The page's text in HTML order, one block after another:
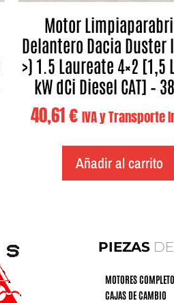
Motor
Delantero Dacia Duster
>) 1.5 Laureate 4×2 [1,5
kW dCi Diesel CAT] –
40,61€ IVA y Transporte
Añadir al carrito
PIEZASDE
MOTORES
CAJAS DE CAMBIO